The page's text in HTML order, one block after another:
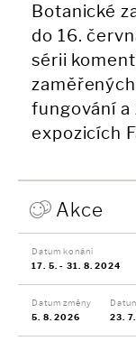
Botanické
do 16.
sérii
fungování a
expozicích
Akce
Datum konání
17. 5. - 31. 8. 2024
Datum změny
5. 8. 2026
23.